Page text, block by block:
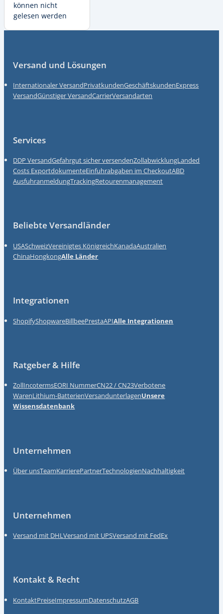
können nicht
gelesen werden
Versand und Lösungen
Internationaler VersandPrivatkundenGeschäftskundenExpress
VersandGünstiger VersandCarrierVersandarten
Services
DDP VersandGefahrgut sicher versendenZollabwicklungLanded
Costs ExportdokumenteEinfuhrabgaben im CheckoutABD
AusfuhranmeldungTrackingRetourenmanagement
Beliebte Versandländer
USASchweizVereinigtes KönigreichKanadaAustralien
ChinaHongkongAlle Länder
Integrationen
ShopifyShopwareBillbeePrestaAPIAlle Integrationen
Ratgeber & Hilfe
ZollIncotermsEORI NummerCN22 / CN23Verbotene
WarenLithium-BatterienVersandunterlagenUnsere
Wissensdatenbank
Unternehmen
Über unsTeamKarrierePartnerTechnologienNachhaltigkeit
Unternehmen
Versand mit DHLVersand mit UPSVersand mit FedEx
Kontakt & Recht
KontaktPreiseImpressumDatenschutzAGB